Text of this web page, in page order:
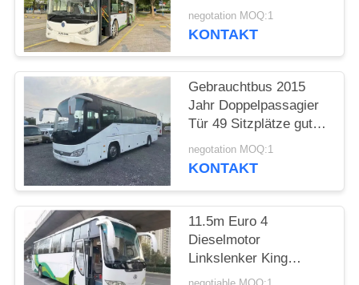
Weichai Motor Diesel
Bus Bus Sunlong
negotation MOQ:1
KONTAKT
Gebrauchtbus 2015
Jahr Doppelpassagier
Tür 49 Sitzplätze gute
Klimaanlage
negotation MOQ:1
KONTAKT
11.5m Euro 4
Dieselmotor
Linkslenker King
Langer 51-Sitzer